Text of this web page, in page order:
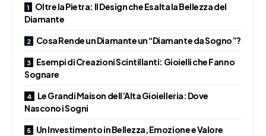
Oltre la Pietra: Il Design che Esalta la Bellezza del
Diamante
Cosa Rende un Diamante un “Diamante da Sogno”?
Esempi di Creazioni Scintillanti: Gioielli che Fanno
Sognare
Le Grandi Maison dell’Alta Gioielleria: Dove
Nascono i Sogni
Un Investimento in Bellezza, Emozione e Valore